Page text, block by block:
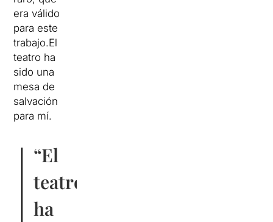
era válido
para este
trabajo.El
teatro ha
sido una
mesa de
salvación
para mí.
“El
teatro
ha